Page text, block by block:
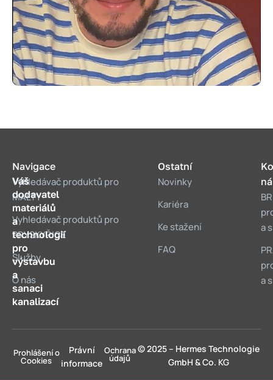
Váš
dodavatel
materiálů
a
technologií
pro
výstavbu
a
sanaci
kanalizací
Navigace
Vyhledávač produktů pro
MALTY
Vyhledávač produktů pro
PRYSKYŘICE
Služby
O nás
Ostatní
Novinky
Kariéra
Ke stažení
FAQ
a
a
© 2025 – Hermes Technologie
GmbH & Co. KG
Prohlášení o
Cookies
Právní
informace
Ochrana
údajů